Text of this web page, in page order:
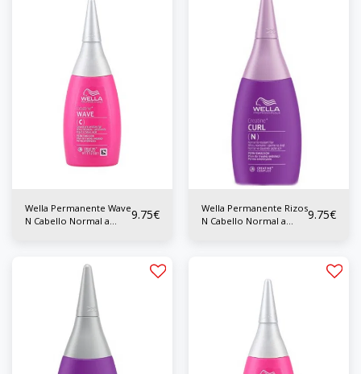
Wella Permanente Wave
N Cabello Normal a
9.75€
Wella Permanente Rizos
N Cabello Normal a
9.75€